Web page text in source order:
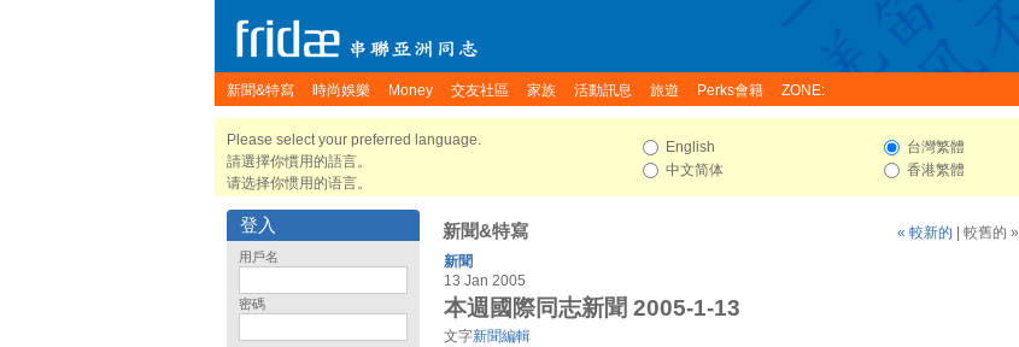
新聞&特寫 時尚娛樂 Money 交友社區 家族 活動訊息 旅遊 Perks會籍 ZONE:
Please select your preferred language.
請選擇你慣用的語言。
请选择你惯用的语言。
English
中文简体
台灣繁體
香港繁體
登入
用戶名
密碼
新聞&特寫 « 較新的
較舊的 »
新聞
13 Jan 2005
本週國際同志新聞 2005-1-13
文字新聞編輯